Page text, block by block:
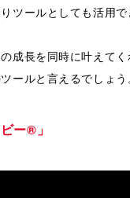
ツールとしても活用
成長を同時に叶えてく
ールと言えるでしょう
ー®」